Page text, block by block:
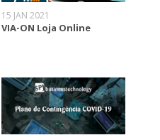
15 JAN 2021
VIA-ON Loja Online